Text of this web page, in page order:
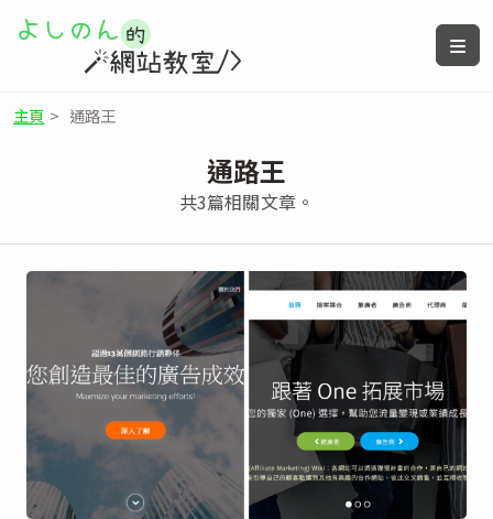
主頁 > 通路王
通路王
共3篇相關文章。